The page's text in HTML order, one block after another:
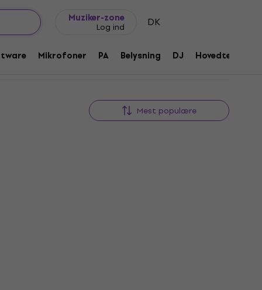
Muziker-zone
Log ind DK
Mikrofoner PA Belysning DJ Hovedtelefoner
Mest populære